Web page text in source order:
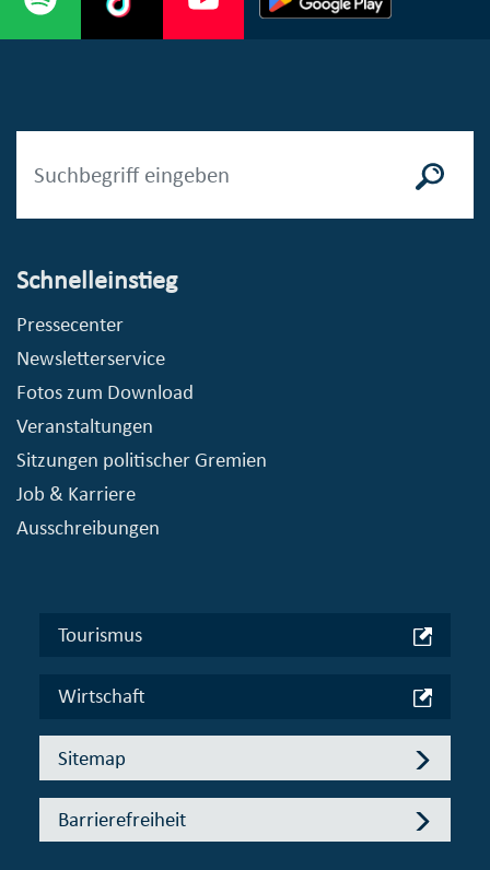
Schnelleinstieg
Pressecenter
Newsletterservice
Fotos zum Download
Veranstaltungen
Sitzungen politischer Gremien
Job & Karriere
Ausschreibungen
Tourismus
Wirtschaft
Sitemap
Barrierefreiheit